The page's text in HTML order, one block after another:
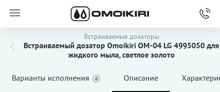
Встраиваемые дозаторы
Встраиваемый дозатор Omoikiri OM-04 LG 4995050 для
жидкого мыла, светлое золото
Варианты исполнения 4 Описание